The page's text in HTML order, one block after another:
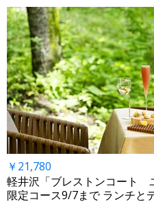
￥21,780
軽井沢「ブレストンコート
限定コース9/7まで ランチと